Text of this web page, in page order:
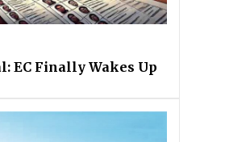
EC Finally Wakes Up